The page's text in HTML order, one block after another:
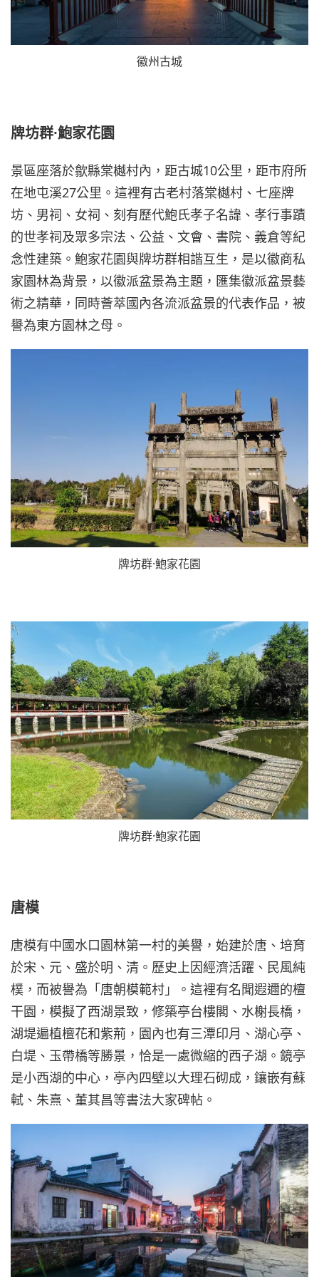
徽州古城
牌坊群·鮑家花園
景區座落於歙縣棠樾村內，距古城10公里，距市府所
在地屯溪27公里。這裡有古老村落棠樾村、七座牌
坊、男祠、女祠、刻有歷代鮑氏孝子名諱、孝行事蹟
的世孝祠及眾多宗法、公益、文會、書院、義倉等紀
念性建築。鮑家花園與牌坊群相諧互生，是以徽商私
家園林為背景，以徽派盆景為主題，匯集徽派盆景藝
術之精華，同時薈萃國內各流派盆景的代表作品，被
譽為東方園林之母。
牌坊群·鮑家花園
牌坊群·鮑家花園
唐模
唐模有中國水口園林第一村的美譽，始建於唐、培育
於宋、元、盛於明、清。歷史上因經濟活躍、民風純
樸，而被譽為「唐朝模範村」。這裡有名聞遐邇的檀
干園，模擬了西湖景致，修築亭台樓閣、水榭長橋，
湖堤遍植檀花和紫荊，園內也有三潭印月、湖心亭、
白堤、玉帶橋等勝景，恰是一處微縮的西子湖。鏡亭
是小西湖的中心，亭內四壁以大理石砌成，鑲嵌有蘇
軾、朱熹、董其昌等書法大家碑帖。